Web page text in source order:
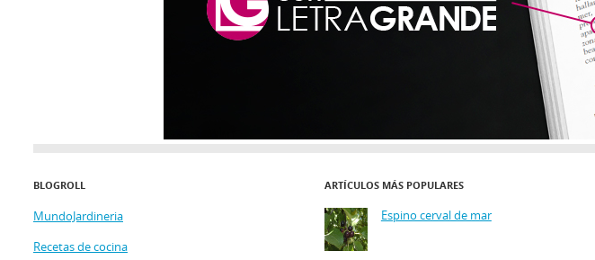
BLOGROLL
MundoJardineria
Recetas de cocina
ARTÍCULOS MÁS POPULARES
Espino cerval de mar